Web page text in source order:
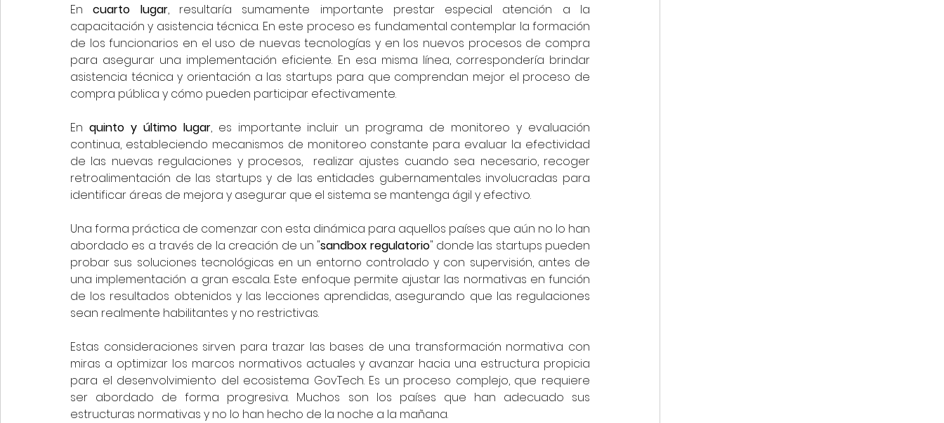
En cuarto lugar, resultaría sumamente importante prestar especial atención a la
capacitación y asistencia técnica. En este proceso es fundamental contemplar la formación
de los funcionarios en el uso de nuevas tecnologías y en los nuevos procesos de compra
para asegurar una implementación eficiente. En esa misma línea, correspondería brindar
asistencia técnica y orientación a las startups para que comprendan mejor el proceso de
compra pública y cómo pueden participar efectivamente.
En quinto y último lugar, es importante incluir un programa de monitoreo y evaluación
continua, estableciendo mecanismos de monitoreo constante para evaluar la efectividad
de las nuevas regulaciones y procesos,  realizar ajustes cuando sea necesario, recoger
retroalimentación de las startups y de las entidades gubernamentales involucradas para
identificar áreas de mejora y asegurar que el sistema se mantenga ágil y efectivo.
Una forma práctica de comenzar con esta dinámica para aquellos países que aún no lo han
abordado es a través de la creación de un "sandbox regulatorio" donde las startups pueden
probar sus soluciones tecnológicas en un entorno controlado y con supervisión, antes de
una implementación a gran escala. Este enfoque permite ajustar las normativas en función
de los resultados obtenidos y las lecciones aprendidas, asegurando que las regulaciones
sean realmente habilitantes y no restrictivas.
Estas consideraciones sirven para trazar las bases de una transformación normativa con
miras a optimizar los marcos normativos actuales y avanzar hacia una estructura propicia
para el desenvolvimiento del ecosistema GovTech. Es un proceso complejo, que requiere
ser abordado de forma progresiva. Muchos son los países que han adecuado sus
estructuras normativas y no lo han hecho de la noche a la mañana.